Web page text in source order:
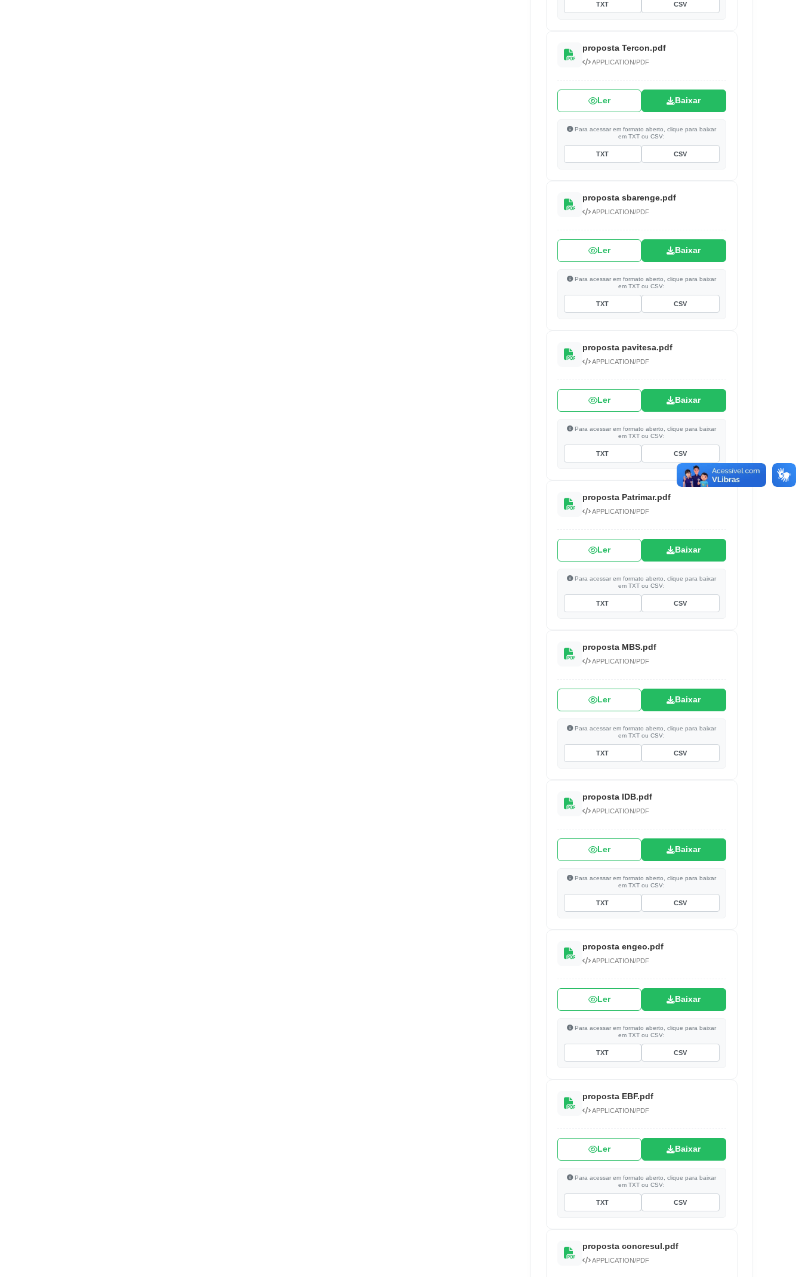
TXT CSV
proposta Tercon.pdf
APPLICATION/PDF
Ler Baixar
Para acessar em formato aberto, clique para baixar
em TXT ou CSV:
TXT CSV
proposta sbarenge.pdf
APPLICATION/PDF
Ler Baixar
Para acessar em formato aberto, clique para baixar
em TXT ou CSV:
TXT CSV
proposta pavitesa.pdf
APPLICATION/PDF
Ler Baixar
Para acessar em formato aberto, clique para baixar
em TXT ou CSV:
TXT CSV
proposta Patrimar.pdf
APPLICATION/PDF
Ler Baixar
Para acessar em formato aberto, clique para baixar
em TXT ou CSV:
TXT CSV
proposta MBS.pdf
APPLICATION/PDF
Ler Baixar
Para acessar em formato aberto, clique para baixar
em TXT ou CSV:
TXT CSV
proposta IDB.pdf
APPLICATION/PDF
Ler Baixar
Para acessar em formato aberto, clique para baixar
em TXT ou CSV:
TXT CSV
proposta engeo.pdf
APPLICATION/PDF
Ler Baixar
Para acessar em formato aberto, clique para baixar
em TXT ou CSV:
TXT CSV
proposta EBF.pdf
APPLICATION/PDF
Ler Baixar
Para acessar em formato aberto, clique para baixar
em TXT ou CSV:
TXT CSV
proposta concresul.pdf
APPLICATION/PDF